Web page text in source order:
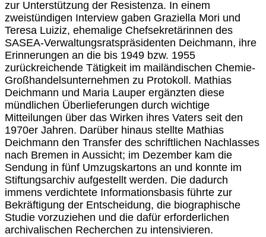
zur Unterstützung der Resistenza. In einem
zweistündigen Interview gaben Graziella Mori und
Teresa Luiziz, ehemalige Chefsekretärinnen des
SASEA-Verwaltungsratspräsidenten Deichmann, ihre
Erinnerungen an die bis 1949 bzw. 1955
zurückreichende Tätigkeit im mailändischen Chemie-
Großhandelsunternehmen zu Protokoll. Mathias
Deichmann und Maria Lauper ergänzten diese
mündlichen Überlieferungen durch wichtige
Mitteilungen über das Wirken ihres Vaters seit den
1970er Jahren. Darüber hinaus stellte Mathias
Deichmann den Transfer des schriftlichen Nachlasses
nach Bremen in Aussicht; im Dezember kam die
Sendung in fünf Umzugskartons an und konnte im
Stiftungsarchiv aufgestellt werden. Die dadurch
immens verdichtete Informationsbasis führte zur
Bekräftigung der Entscheidung, die biographische
Studie vorzuziehen und die dafür erforderlichen
archivalischen Recherchen zu intensivieren.